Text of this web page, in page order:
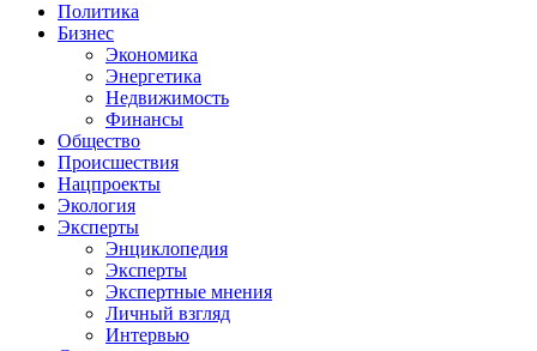
Политика
Бизнес
Экономика
Энергетика
Недвижимость
Финансы
Общество
Происшествия
Нацпроекты
Экология
Эксперты
Энциклопедия
Эксперты
Экспертные мнения
Личный взгляд
Интервью